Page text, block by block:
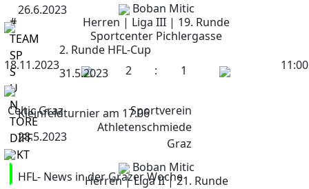
#
TEAM
SP
S
U
N
TORE
DIFF
PKT
Boban Mitic
Herren | Liga III | 19. Runde
Sportcenter Pichlergasse
18.11.2023
11:00
2 : 1
Celtic Graz
Sportverein
Athletenschmiede
Graz
Boban Mitic
Herren | Liga II | 21. Runde
26.6.2023
2. Runde HFL-Cup
31.5.2023
Kleinfeldturnier am 17.06
28.5.2023
HFL- News in der Grazer Woche